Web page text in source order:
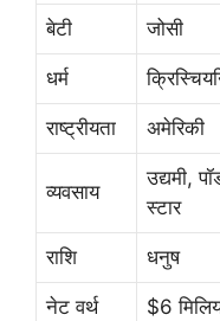
बेटी जोसी
धर्म
राष्ट्रीयता अमेरिकी
व्यवसाय
उद्यमी,
स्टार
राशि धनुष
नेट वर्थ $6